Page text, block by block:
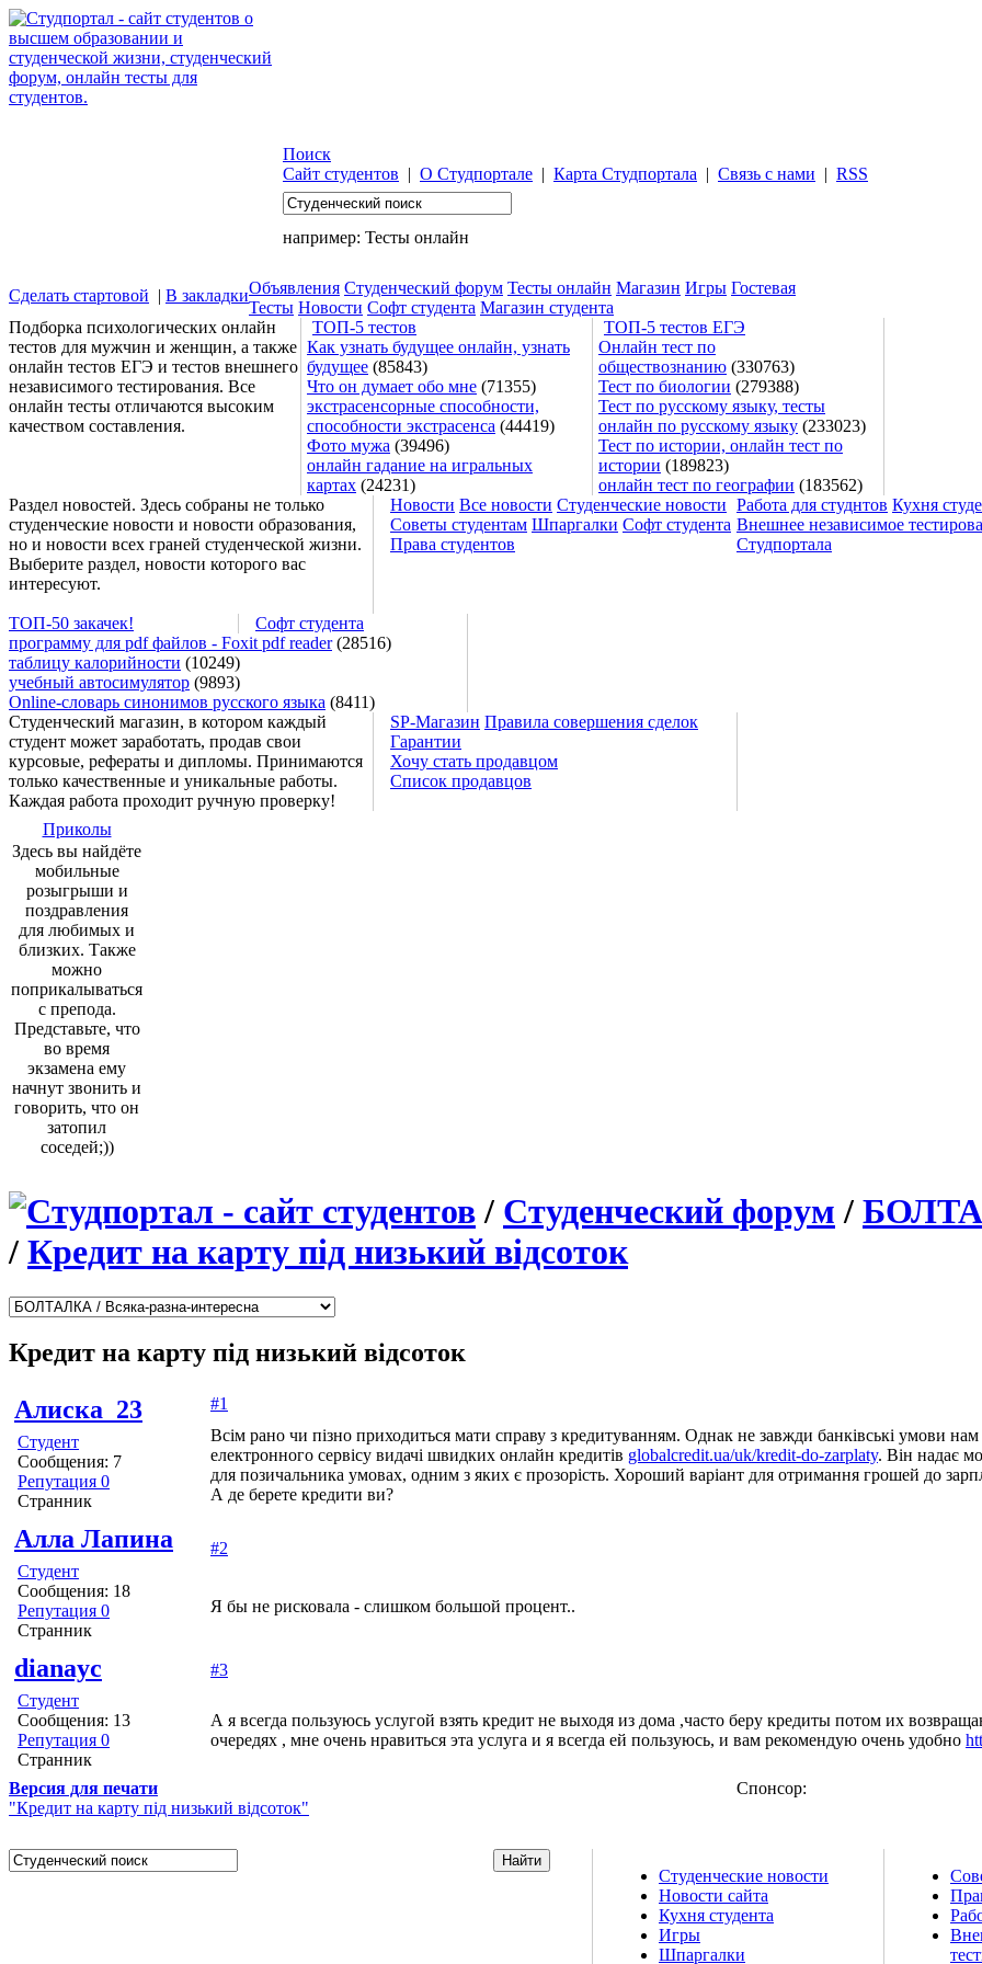
Поиск
Сайт студентов | О Студпортале | Карта Студпортала | Связь с нами | RSS
например: Тесты онлайн
Сделать стартовой | В закладкиОбъявления Студенческий форум Тесты онлайн Магазин Игры Гостевая
Тесты Новости Софт студента Магазин студента
Подборка психологических онлайн
тестов для мужчин и женщин, а также
онлайн тестов ЕГЭ и тестов внешнего
независимого тестирования. Все
онлайн тесты отличаются высоким
качеством составления.
ТОП-5 тестов
ТОП-5 тестов ЕГЭ
Как узнать будущее онлайн, узнать
будущее (85843)
Что он думает обо мне (71355)
экстрасенсорные способности,
способности экстрасенса (44419)
Фото мужа (39496)
онлайн гадание на игральных
картах (24231)
Онлайн тест по
обществознанию (330763)
Тест по биологии (279388)
Тест по русскому языку, тесты
онлайн по русскому языку (233023)
Тест по истории, онлайн тест по
истории (189823)
онлайн тест по географии (183562)
Раздел новостей. Здесь собраны не только
студенческие новости и новости образования,
но и новости всех граней студенческой жизни.
Выберите раздел, новости которого вас
интересуют.
Новости Все новости Студенческие новости
Советы студентам Шпаргалки Софт студента
Права студентов
Работа для студнтов Кухня
Внешнее независимое
Студпортала
ТОП-50 закачек!
Софт студента
программу для pdf файлов - Foxit pdf reader(28516)
таблицу калорийности (10249)
учебный автосимулятор (9893)
Online-словарь синонимов русского языка (8411)
Студенческий магазин, в котором каждый
студент может заработать, продав свои
курсовые, рефераты и дипломы. Принимаются
только качественные и уникальные работы.
Каждая работа проходит ручную проверку!
SP-Магазин Правила совершения сделок
Гарантии
Хочу стать продавцом
Список продавцов
Приколы
Здесь вы найдёте
мобильные
розыгрыши и
поздравления
для любимых и
близких. Также
можно
поприкалываться
с препода.
Представьте, что
во время
экзамена ему
начнут звонить и
говорить, что он
затопил
соседей;))
/ Студенческий форум /
/ Кредит на карту під низький відсоток
Кредит на карту під низький відсоток
Алиска_23
Студент
Сообщения: 7
Репутация 0
Странник
#1
Всім рано чи пізно приходиться мати справу з кредитуванням. Однак не завжди банківські умови
електронного сервісу видачі швидких онлайн кредитів globalcredit.ua/uk/kredit-do-zarplaty. Він надає
для позичальника умовах, одним з яких є прозорість. Хороший варіант для отримання грошей до
А де берете кредити ви?
Алла Лапина
Студент
Сообщения: 18
Репутация 0
Странник
#2
Я бы не рисковала - слишком большой процент..
dianayc
Студент
Сообщения: 13
Репутация 0
Странник
#3
А я всегда пользуюсь услугой взять кредит не выходя из дома ,часто беру кредиты потом их
очередях , мне очень нравиться эта услуга и я всегда ей пользуюсь, и вам рекомендую очень удобно
Версия для печати
"Кредит на карту під низький відсоток"
Спонсор:
Студенческие новости
Новости сайта
Кухня студента
Игры
Шпаргалки